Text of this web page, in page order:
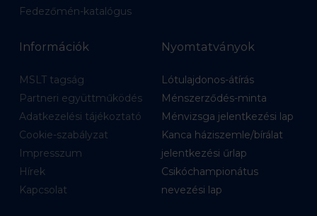
Fedezőmén-katalógus
Információk
MSLT tagság
Partneri együttműködés
Adatkezelési tájékoztató
Cookie-szabályzat
Impresszum
Hírek
Kapcsolat
Nyomtatványok
Lótulajdonos-átírás
Ménszerződés-minta
Ménvizsga jelentkezési lap
Kanca háziszemle/bírálat
jelentkezési űrlap
Csikóchampionátus
nevezési lap